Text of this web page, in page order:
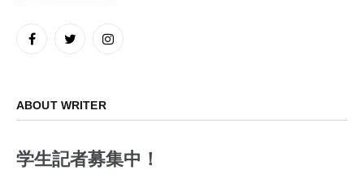
FacebookTwitter Instagram
ABOUT WRITER
学生記者募集中！